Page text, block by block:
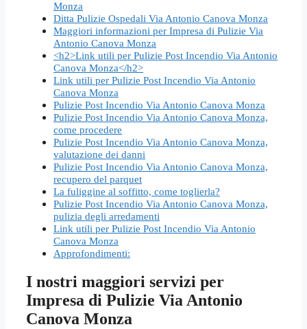
Monza
Ditta Pulizie Ospedali Via Antonio Canova Monza
Maggiori informazioni per Impresa di Pulizie Via
Antonio Canova Monza
<h2>Link utili per Pulizie Post Incendio Via Antonio
Canova Monza</h2>
Link utili per Pulizie Post Incendio Via Antonio
Canova Monza
Pulizie Post Incendio Via Antonio Canova Monza
Pulizie Post Incendio Via Antonio Canova Monza,
come procedere
Pulizie Post Incendio Via Antonio Canova Monza,
valutazione dei danni
Pulizie Post Incendio Via Antonio Canova Monza,
recupero del parquet
La fuliggine al soffitto, come toglierla?
Pulizie Post Incendio Via Antonio Canova Monza,
pulizia degli arredamenti
Link utili per Pulizie Post Incendio Via Antonio
Canova Monza
Approfondimenti:
I nostri maggiori servizi per
Impresa di Pulizie Via Antonio
Canova Monza